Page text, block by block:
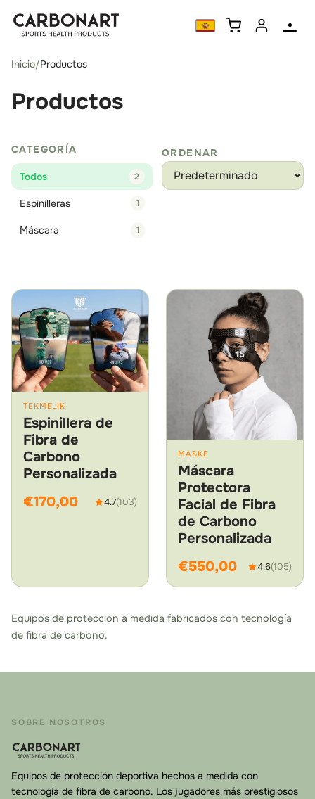
Inicio/Productos
Productos
CATEGORÍA
Todos 2
Espinilleras 1
Máscara 1
ORDENAR
TEKMELIK
Espinillera de
Fibra de
Carbono
Personalizada
€170,00
4.7(103)
MASKE
Máscara
Protectora
Facial de Fibra
de Carbono
Personalizada
€550,00
4.6(105)
Equipos de protección a medida fabricados con tecnología
de fibra de carbono.
SOBRE NOSOTROS
Equipos de protección deportiva hechos a medida con
tecnología de fibra de carbono. Los jugadores más prestigiosos